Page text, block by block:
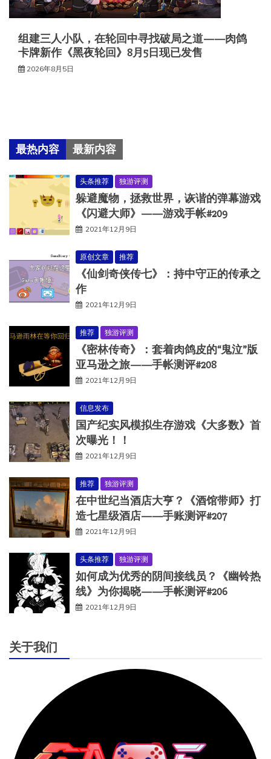
组建三人小队，在轮回中寻找破局之道——肉鸽
卡牌新作《黑夜轮回》8月5日现已发售
2026年8月5日
最热内容 最新内容
头条推荐 独游评测
躲避魔物，拯救世界，诙谐的弹幕游戏
《闪避大师》——游戏手帐#209
2021年12月9日
原创文章 推荐
《仙剑奇侠传七》：持中守正的传承之
作
2021年12月9日
推荐 独游评测
《密林传奇》：套着肉鸽皮的“鬼泣”版
亚马逊之旅——手帐测评#208
2021年12月9日
信息发布
国产纪实风模拟生存游戏《大多数》首
次曝光！！
2021年12月9日
推荐 独游评测
在中世纪当酒店大亨？《酒馆带师》打
造七星级酒店——手账测评#207
2021年12月9日
头条推荐 独游评测
如何成为优秀的阴间接线员？《幽铃热
线》为你揭晓——手帐测评#206
2021年12月9日
关于我们